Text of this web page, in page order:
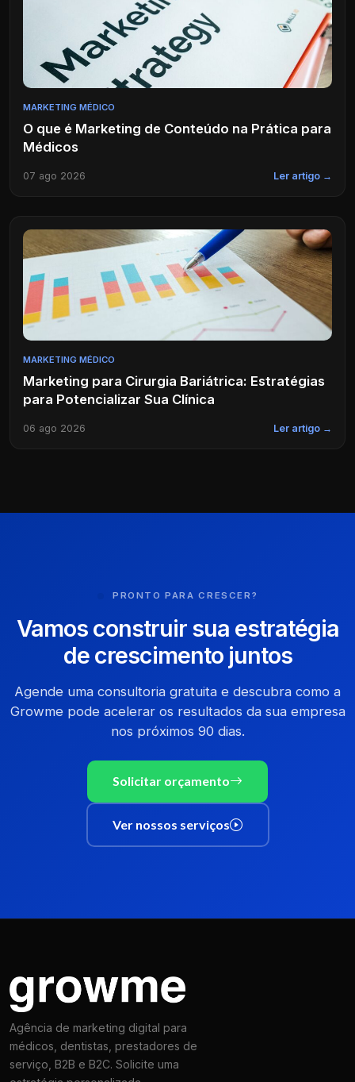
MARKETING MÉDICO
O que é Marketing de Conteúdo na Prática para
Médicos
07 ago 2026 Ler artigo →
MARKETING MÉDICO
Marketing para Cirurgia Bariátrica: Estratégias
para Potencializar Sua Clínica
06 ago 2026 Ler artigo →
PRONTO PARA CRESCER?
Vamos construir sua estratégia
de crescimento juntos
Agende uma consultoria gratuita e descubra como a
Growme pode acelerar os resultados da sua empresa
nos próximos 90 dias.
Solicitar orçamento
Ver nossos serviços
Agência de marketing digital para
médicos, dentistas, prestadores de
serviço, B2B e B2C. Solicite uma